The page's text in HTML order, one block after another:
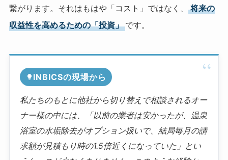
繋がります。それはもはや「コスト」ではなく、
将来の
収益性を高めるための「投資」 です。
INBICSの現場から
私たちのもとに他社から切り替えで相談されるオー
ナー様の中には、「以前の業者は安かったが、温泉
浴室の水垢除去がオプション扱いで、結局毎月の請
求額が見積もり時の1.5倍近くになっていた」とい